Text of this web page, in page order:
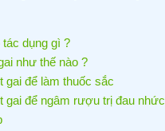
dụng gì ?
như thế nào ?
gai để làm thuốc sắc
gai để ngâm rượu trị đau nhức